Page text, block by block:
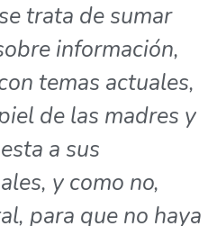
trata de sumar
información,
temas actuales,
de las madres y
a sus
y como no,
para que no haya